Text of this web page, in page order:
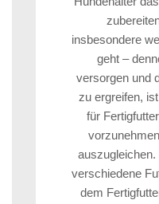
insbesondere
geht –
versorgen und
zu ergreifen,
für
verschiedene
dem